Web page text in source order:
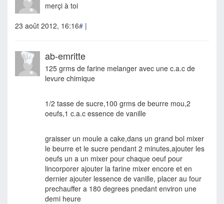
merçi à toi
23 août 2012, 16:16# |
ab-emritte
125 grms de farine melanger avec une c.a.c de
levure chimique
1/2 tasse de sucre,100 grms de beurre mou,2
oeufs,1 c.a.c essence de vanille
graisser un moule a cake,dans un grand bol mixer
le beurre et le sucre pendant 2 minutes,ajouter les
oeufs un a un mixer pour chaque oeuf pour
lincorporer ajouter la farine mixer encore et en
dernier ajouter lessence de vanille, placer au four
prechauffer a 180 degrees pnedant environ une
demi heure